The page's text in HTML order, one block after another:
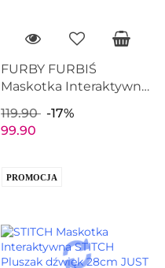
FURBY FURBIŚ
Maskotka Interaktywna
Furbisie HASBRO G1785
119.90
-17%
99.90
PROMOCJA